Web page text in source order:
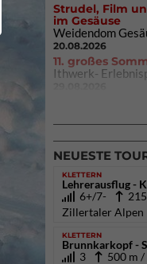
Strudel, Film
im Gesäuse
Weidendom
20.08.2026
11. großes
Ithwerk-
DAV Kletter- &
Süd (Thalkirchen)
NEUESTE
KLETTERN
Lehrerausflug -
6+/7-
Zillertaler Alpen
KLETTERN
Brunnkarkopf -
3
500 m